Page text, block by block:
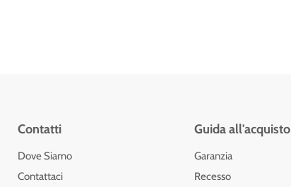
Contatti
Dove Siamo
Contattaci
Guida all'acquisto
Garanzia
Recesso